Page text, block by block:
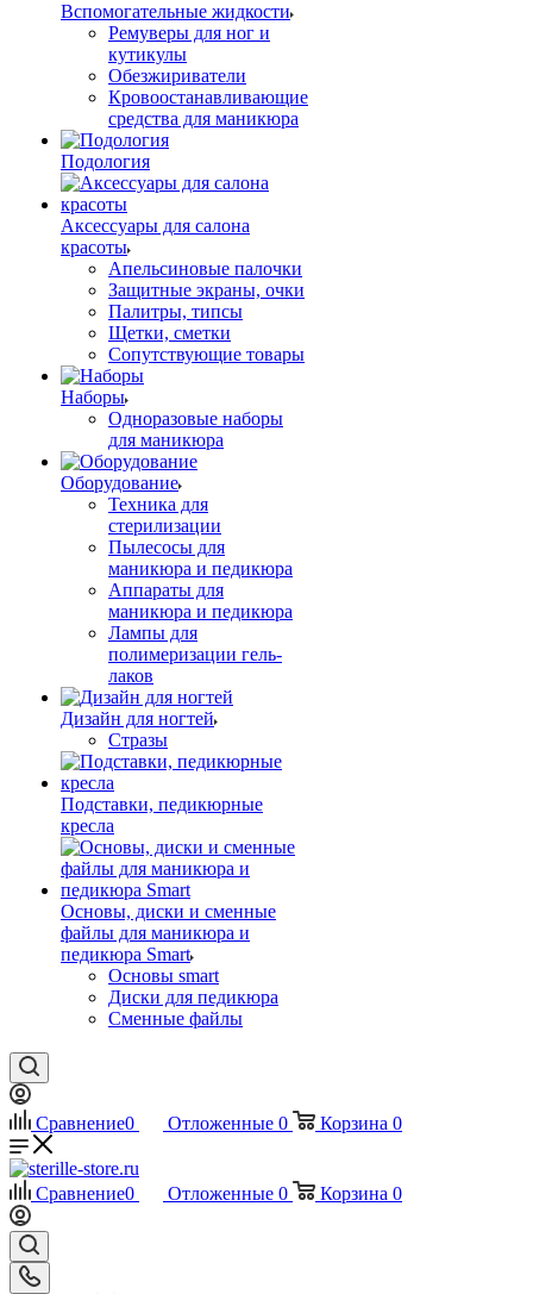
Вспомогательные жидкости
Ремуверы для ног и
кутикулы
Обезжириватели
Кровоостанавливающие
средства для маникюра
Подология
Аксессуары для салона
красоты
Апельсиновые палочки
Защитные экраны, очки
Палитры, типсы
Щетки, сметки
Сопутствующие товары
Наборы
Одноразовые наборы
для маникюра
Оборудование
Техника для
стерилизации
Пылесосы для
маникюра и педикюра
Аппараты для
маникюра и педикюра
Лампы для
полимеризации гель-
лаков
Дизайн для ногтей
Стразы
Подставки, педикюрные
кресла
Основы, диски и сменные
файлы для маникюра и
педикюра Smart
Основы smart
Диски для педикюра
Сменные файлы
Сравнение0 Отложенные 0 Корзина 0
Сравнение0 Отложенные 0 Корзина 0